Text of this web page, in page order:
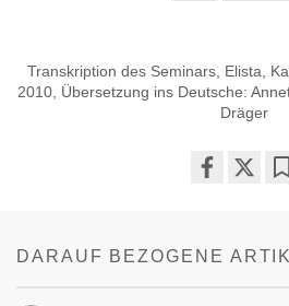
Transkription des Seminars, Elista,
2010, Übersetzung ins Deutsche:
Dräger
DARAUF BEZOGENE